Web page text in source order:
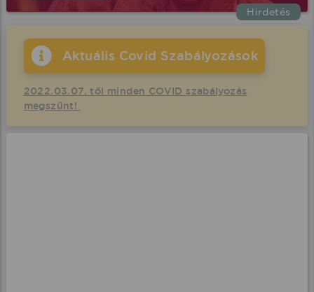
Hirdetés
Aktuális Covid Szabályozások
2022.03.07. től minden COVID szabályozás
megszűnt!